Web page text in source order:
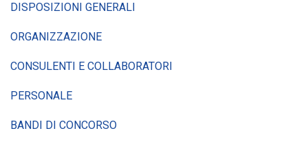
DISPOSIZIONI GENERALI
ORGANIZZAZIONE
CONSULENTI E COLLABORATORI
PERSONALE
BANDI DI CONCORSO